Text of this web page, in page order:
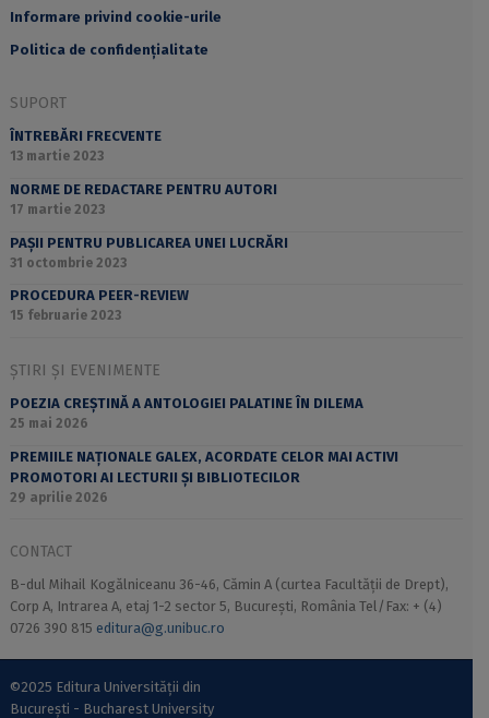
Informare privind cookie-urile
Politica de confidențialitate
SUPORT
ÎNTREBĂRI FRECVENTE
13 martie 2023
NORME DE REDACTARE PENTRU AUTORI
17 martie 2023
PAȘII PENTRU PUBLICAREA UNEI LUCRĂRI
31 octombrie 2023
PROCEDURA PEER-REVIEW
15 februarie 2023
ȘTIRI ȘI EVENIMENTE
POEZIA CREȘTINĂ A ANTOLOGIEI PALATINE ÎN DILEMA
25 mai 2026
PREMIILE NAȚIONALE GALEX, ACORDATE CELOR MAI ACTIVI
PROMOTORI AI LECTURII ȘI BIBLIOTECILOR
29 aprilie 2026
CONTACT
B-dul Mihail Kogălniceanu 36-46, Cămin A (curtea Facultății de Drept),
Corp A, Intrarea A, etaj 1-2 sector 5, București, România Tel/Fax: + (4)
0726 390 815 editura@g.unibuc.ro
©2025 Editura Universității din
București - Bucharest University